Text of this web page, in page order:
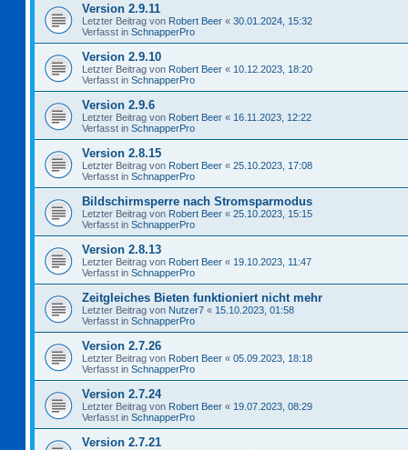
Version 2.9.11
Letzter Beitrag von Robert Beer « 30.01.2024, 15:32
Verfasst in SchnapperPro
Version 2.9.10
Letzter Beitrag von Robert Beer « 10.12.2023, 18:20
Verfasst in SchnapperPro
Version 2.9.6
Letzter Beitrag von Robert Beer « 16.11.2023, 12:22
Verfasst in SchnapperPro
Version 2.8.15
Letzter Beitrag von Robert Beer « 25.10.2023, 17:08
Verfasst in SchnapperPro
Bildschirmsperre nach Stromsparmodus
Letzter Beitrag von Robert Beer « 25.10.2023, 15:15
Verfasst in SchnapperPro
Version 2.8.13
Letzter Beitrag von Robert Beer « 19.10.2023, 11:47
Verfasst in SchnapperPro
Zeitgleiches Bieten funktioniert nicht mehr
Letzter Beitrag von Nutzer7 « 15.10.2023, 01:58
Verfasst in SchnapperPro
Version 2.7.26
Letzter Beitrag von Robert Beer « 05.09.2023, 18:18
Verfasst in SchnapperPro
Version 2.7.24
Letzter Beitrag von Robert Beer « 19.07.2023, 08:29
Verfasst in SchnapperPro
Version 2.7.21